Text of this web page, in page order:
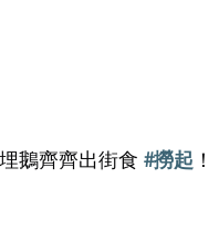
鵝齊齊出街食 #撈起 ！